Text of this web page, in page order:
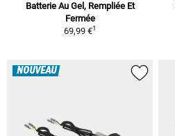
Batterie Au Gel, Rempliée Et
Fermée
69,99 €1
NOUVEAU